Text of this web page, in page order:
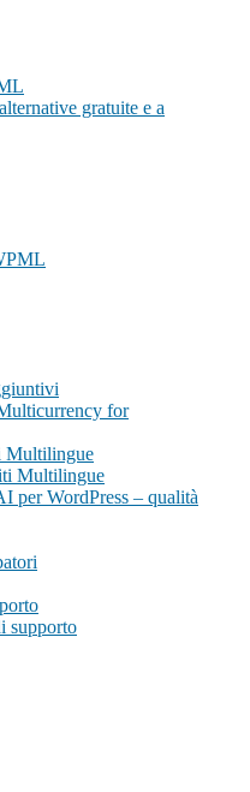
gratuite e a
for
Multilingue
Multilingue
per WordPress – qualità
supporto